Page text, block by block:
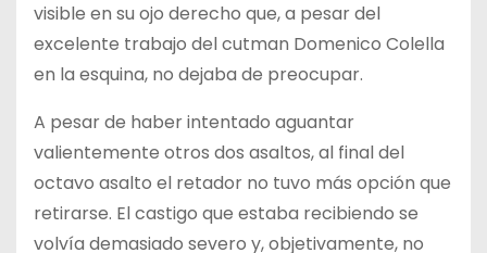
visible en su ojo derecho que, a pesar del
excelente trabajo del cutman Domenico Colella
en la esquina, no dejaba de preocupar.
A pesar de haber intentado aguantar
valientemente otros dos asaltos, al final del
octavo asalto el retador no tuvo más opción que
retirarse. El castigo que estaba recibiendo se
volvía demasiado severo y, objetivamente, no